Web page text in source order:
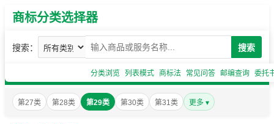
商标分类选择器
搜索： 搜索
分类浏览 列表模式 商标法 常见问答 邮编查询 委托
第27类 第28类 第29类 第30类 第31类 更多 ▾